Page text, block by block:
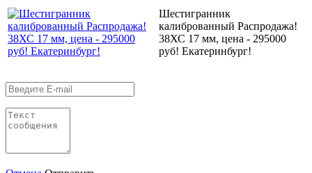
Шестигранник
калиброванный Распродажа!
38ХС 17 мм, цена - 295000
руб! Екатеринбург!